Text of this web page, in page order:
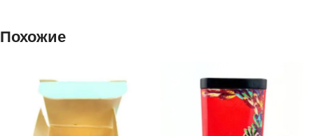
расслаблению и гармонии.
Похожие